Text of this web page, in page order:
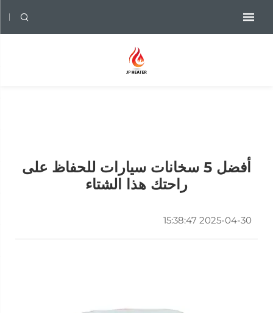
أفضل 5 سخانات سيارات للحفاظ على
راحتك هذا الشتاء
2025-04-30 15:38:47